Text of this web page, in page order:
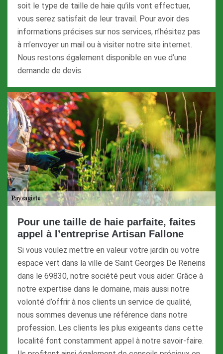
soit le type de taille de haie qu’ils vont effectuer,
vous serez satisfait de leur travail. Pour avoir des
informations précises sur nos services, n’hésitez pas
à m’envoyer un mail ou à visiter notre site internet.
Nous restons également disponible en vue d’une
demande de devis.
Pour une taille de haie parfaite, faites
appel à l’entreprise Artisan Fallone
Si vous voulez mettre en valeur votre jardin ou votre
espace vert dans la ville de Saint Georges De Reneins
dans le 69830, notre société peut vous aider. Grâce à
notre expertise dans le domaine, mais aussi notre
volonté d’offrir à nos clients un service de qualité,
nous sommes devenus une référence dans notre
profession. Les clients les plus exigeants dans cette
localité font constamment appel à notre savoir-faire.